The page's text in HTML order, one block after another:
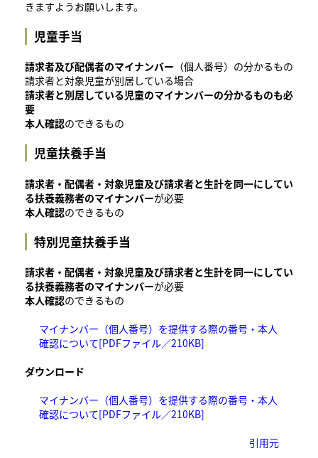
きますようお願いします。
児童手当
請求者及び配偶者のマイナンバー （個人番号）の分かるもの
請求者と対象児童が別居している場合
請求者と別居している児童のマイナンバーの分かるものも必
要
本人確認のできるもの
児童扶養手当
請求者・配偶者・対象児童及び請求者と生計を同一にしてい
る扶養義務者のマイナンバーが必要
本人確認のできるもの
特別児童扶養手当
請求者・配偶者・対象児童及び請求者と生計を同一にしてい
る扶養義務者のマイナンバーが必要
本人確認のできるもの
マイナンバー（個人番号）を提供する際の番号・本人
確認について[PDFファイル／210KB]
ダウンロード
マイナンバー（個人番号）を提供する際の番号・本人
確認について[PDFファイル／210KB]
引用元